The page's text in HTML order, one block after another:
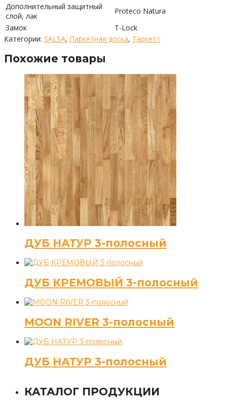
Дополнительный защитный
слой, лак
Proteco Natura
Замок
T-Lock
Категории: SALSA, Паркетная доска, Таркетт
Похожие товары
ДУБ НАТУР 3-полосный
ДУБ КРЕМОВЫЙ 3-полосный
MOON RIVER 3-полосный
ДУБ НАТУР 3-полосный
КАТАЛОГ ПРОДУКЦИИ